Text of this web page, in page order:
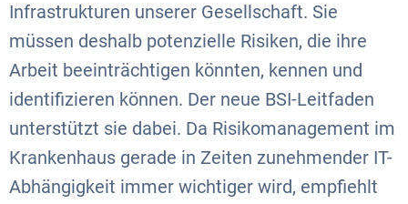
Infrastrukturen unserer Gesellschaft. Sie
müssen deshalb potenzielle Risiken, die ihre
Arbeit beeinträchtigen könnten, kennen und
identifizieren können. Der neue BSI-Leitfaden
unterstützt sie dabei. Da Risikomanagement im
Krankenhaus gerade in Zeiten zunehmender IT-
Abhängigkeit immer wichtiger wird, empfiehlt